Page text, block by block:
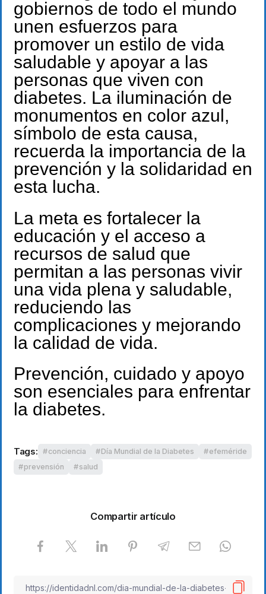
gobiernos de todo el mundo
unen esfuerzos para
promover un estilo de vida
saludable y apoyar a las
personas que viven con
diabetes. La iluminación de
monumentos en color azul,
símbolo de esta causa,
recuerda la importancia de la
prevención y la solidaridad en
esta lucha.
La meta es fortalecer la
educación y el acceso a
recursos de salud que
permitan a las personas vivir
una vida plena y saludable,
reduciendo las
complicaciones y mejorando
la calidad de vida.
Prevención, cuidado y apoyo
son esenciales para enfrentar
la diabetes.
Tags: conciencia Día Mundial de la Diabetes
efeméride
prevensión
salud
Compartir artículo